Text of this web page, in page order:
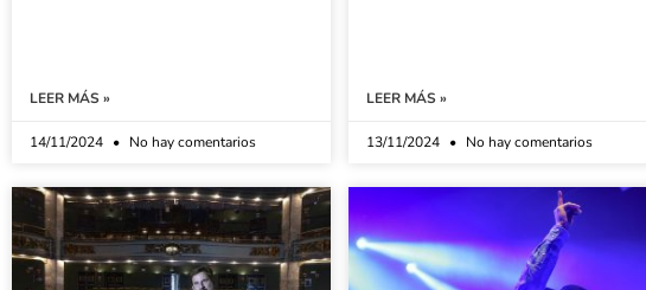
LEER MÁS »
14/11/2024 No hay comentarios
LEER MÁS »
13/11/2024 No hay comentarios